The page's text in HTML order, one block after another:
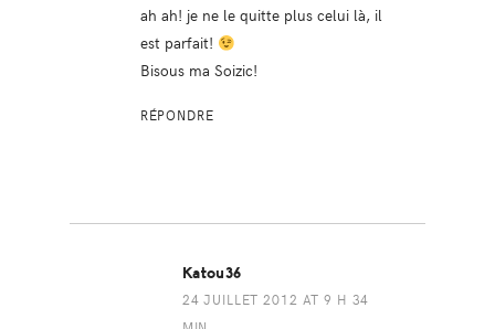
ah ah! je ne le quitte plus celui là, il
est parfait!
Bisous ma Soizic!
RÉPONDRE
Katou36
24 JUILLET 2012 AT 9 H 34